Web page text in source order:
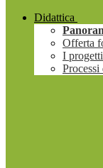
Didattica
Offerta
I